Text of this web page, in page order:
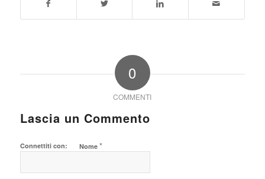
0
COMMENTI
Lascia un Commento
Connettiti con: Nome *